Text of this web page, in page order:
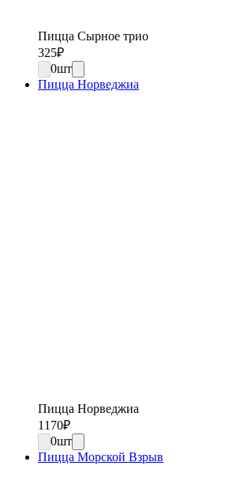
Пицца Сырное трио
325₽
0шт
Пицца Норведжиа
Пицца Норведжиа
1170₽
0шт
Пицца Морской Взрыв